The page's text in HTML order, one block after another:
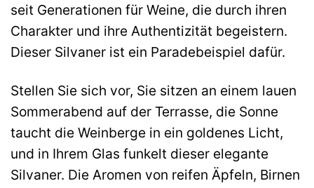
seit Generationen für Weine, die durch ihren
Charakter und ihre Authentizität begeistern.
Dieser Silvaner ist ein Paradebeispiel dafür.
Stellen Sie sich vor, Sie sitzen an einem lauen
Sommerabend auf der Terrasse, die Sonne
taucht die Weinberge in ein goldenes Licht,
und in Ihrem Glas funkelt dieser elegante
Silvaner. Die Aromen von reifen Äpfeln, Birnen